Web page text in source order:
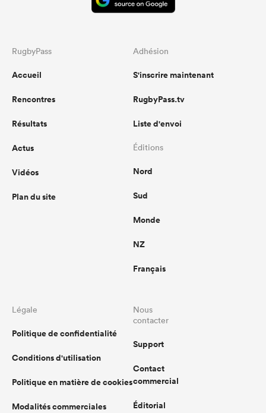
RugbyPass
Accueil
Rencontres
Résultats
Actus
Vidéos
Plan du site
Adhésion
S'inscrire maintenant
RugbyPass.tv
Liste d'envoi
Éditions
Nord
Sud
Monde
NZ
Français
Légale
Politique de confidentialité
Conditions d'utilisation
Politique en matière de cookies
Modalités commerciales
Nous
contacter
Support
Contact
commercial
Éditorial